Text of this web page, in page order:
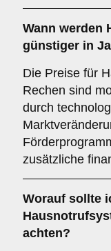
Wann werden
günstiger in
Die Preise für
Rechen sind
durch
zusätzliche
Worauf sollte
achten?